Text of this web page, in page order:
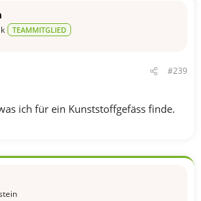
TEAMMITGLIED
#239
ich für ein Kunststoffgefäss finde.